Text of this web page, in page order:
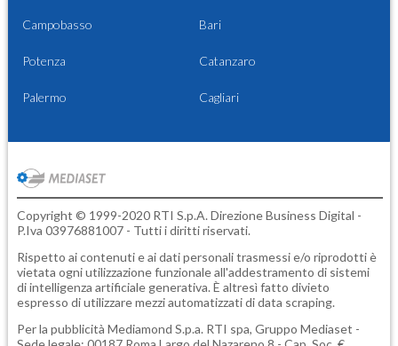
Campobasso Bari
Potenza Catanzaro
Palermo Cagliari
Copyright © 1999-2020 RTI S.p.A. Direzione Business Digital -
P.Iva 03976881007 - Tutti i diritti riservati.
Rispetto ai contenuti e ai dati personali trasmessi e/o riprodotti è
vietata ogni utilizzazione funzionale all'addestramento di sistemi
di intelligenza artificiale generativa. È altresì fatto divieto
espresso di utilizzare mezzi automatizzati di data scraping.
Per la pubblicità Mediamond S.p.a. RTI spa, Gruppo Mediaset -